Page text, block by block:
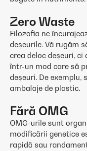
Zero Waste
Filozofia ne
deșeurile. Vă rugăm
crea deloc deșeuri,
într-un mod care să
deșeuri. De exemplu,
ambalaje de plastic.
Fără OMG
OMG-urile sunt
modificării genetice
rapidă sau